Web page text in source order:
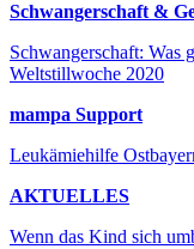
Schwangerschaft &
Schwangerschaft: Was
Weltstillwoche 2020
mampa Support
Leukämiehilfe
AKTUELLES
Wenn das Kind sich